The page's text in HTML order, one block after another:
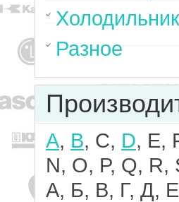
Разное
A, B, C, D, E,
N, O, P, Q, R,
А, Б, В, Г, Д,